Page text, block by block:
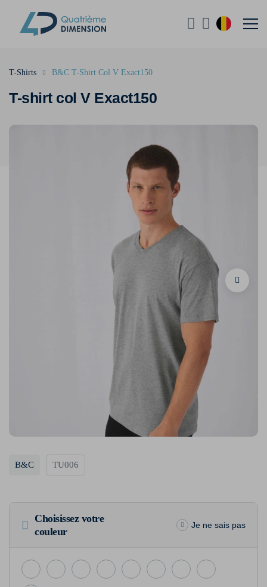
T-shirt col V Exact150
T-Shirts B&C T-Shirt Col V Exact150
B&C TU006
Choisissez votre
couleur
Je ne sais pas